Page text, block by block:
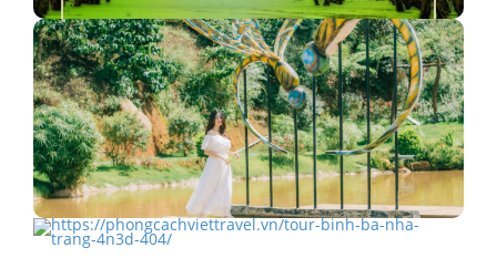
Mê đắm rừng tràm Trà Sư xanh ngát
Chuồn Chuồn Bistro: Điểm check-in chanh sả